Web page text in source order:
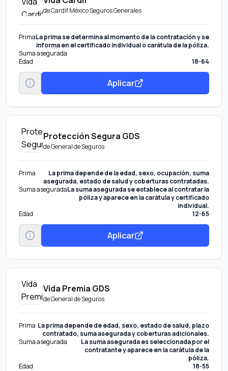
deCardif México Seguros Generales
PrimaLa prima se determina al momento de la contratación y se
informa en el certificado individual o carátula de la póliza.
Suma asegurada
Edad
18-64
Aplicar
Protección Segura GDS
deGeneral de Seguros
Prima
La prima depende de la edad, sexo, ocupación, suma
asegurada, estado de salud y coberturas contratadas.
Suma aseguradaLa suma asegurada se establece al contratar la
póliza y aparece en la carátula y certificado
individual.
Edad
12-65
Aplicar
Vida Premia GDS
deGeneral de Seguros
Prima La prima depende de edad, sexo, estado de salud, plazo
contratado, suma asegurada y coberturas adicionales.
Suma asegurada
La suma asegurada es seleccionada por el
contratante y aparece en la carátula de la
póliza.
Edad
18-55